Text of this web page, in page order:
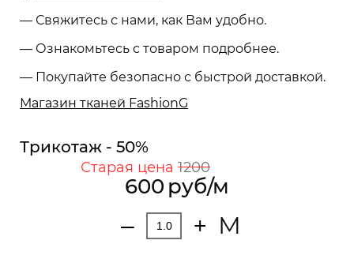
— Свяжитесь с нами, как Вам удобно.
— Ознакомьтесь с товаром подробнее.
— Покупайте безопасно с быстрой доставкой.
Магазин тканей FashionG
Трикотаж - 50%
600
Старая цена1200
руб/м
‒ + М